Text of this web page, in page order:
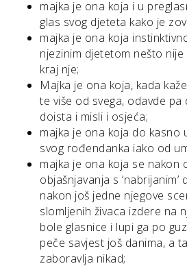
majka je ona koja i u
glas svog djeteta kako je
majka je ona koja
njezinim djetetom nešto
kraj nje;
Majka je ona koja, kada
te više od svega, odavde pa
doista i misli i osjeća;
majka je ona koja do kasno
svog rođendanka iako od
majka je ona koja se nakon
objašnjavanja s ‘nabrijanim’
nakon još jedne njegove
slomljenih živaca izdere na
bole glasnice i lupi ga po
peče savjest još danima, a
zaboravlja nikad;